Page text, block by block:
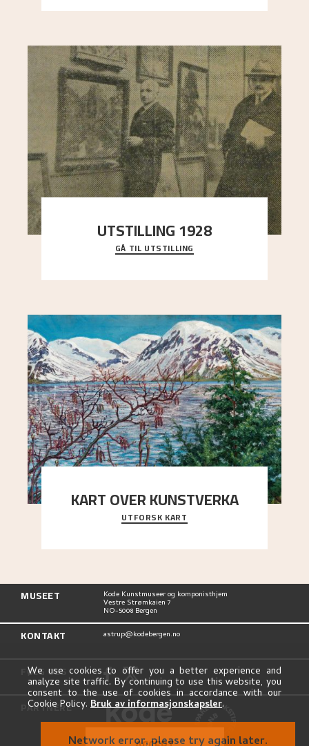
UTSTILLING 1928
Då Astrup døydde i 1928, tok vennene Moritz
Kaland og Simon Thorbjørnsen initiativ til å
GÅ TIL UTSTILLING
KART OVER KUNSTVERKA
Utforsk stedene og utsiktene i Astrups malerier
UTFORSK KART
MUSEET Kode Kunstmuseer og komponisthjem
Vestre Strømkaien 7
NO-5008 Bergen
KONTAKT astrup@kodebergen.no
FØLG OSS
PARTNERE
We use cookies to offer you a better experience and
analyze site traffic. By continuing to use this website, you
consent to the use of cookies in accordance with our
Cookie Policy. Bruk av informasjonskapsler.
Network error, please try again later.